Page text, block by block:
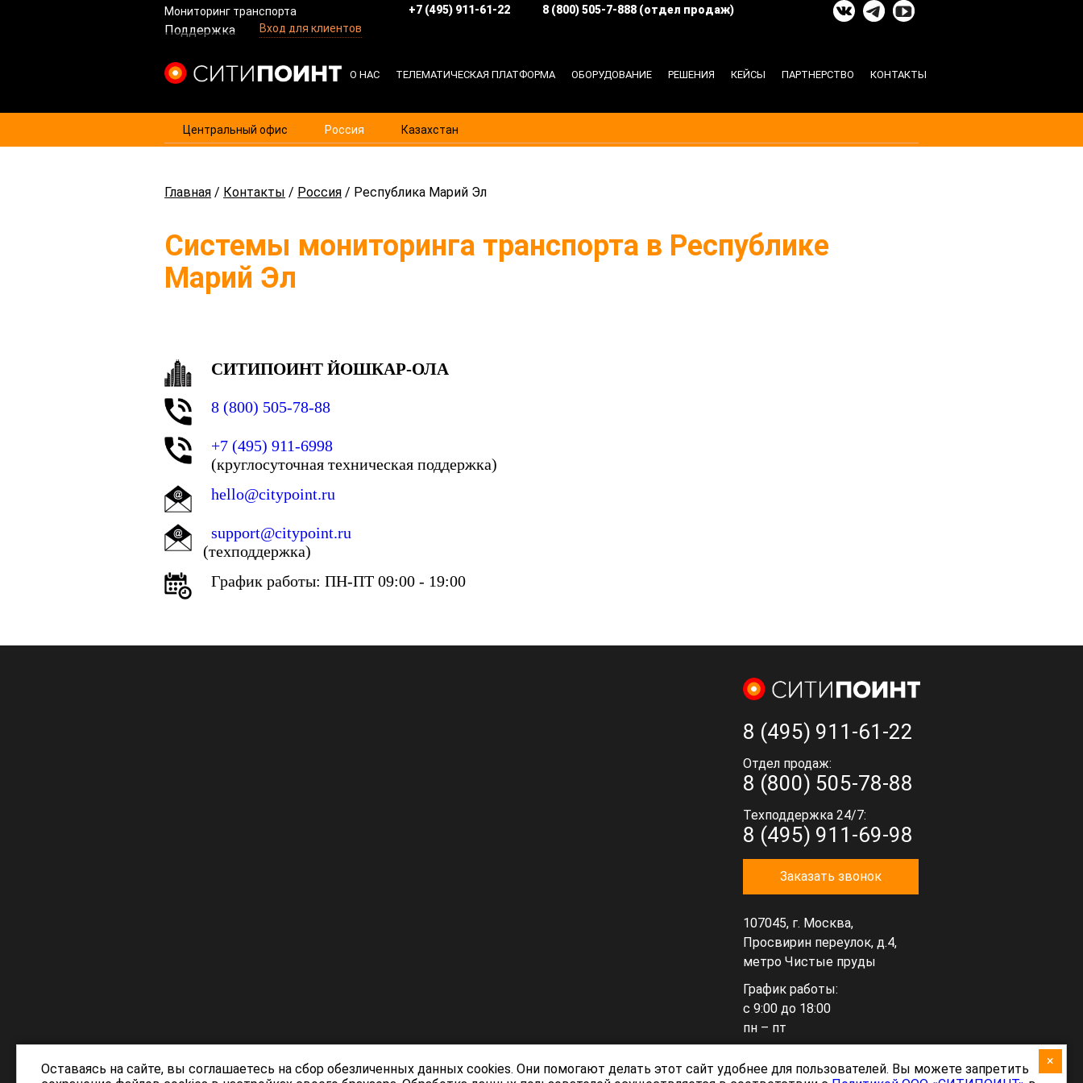
Мониторинг транспорта +7 (495) 911-61-22 8 (800) 505-7-888 (отдел продаж)
Поддержка Вход для клиентов
О НАС ТЕЛЕМАТИЧЕСКАЯ ПЛАТФОРМА ОБОРУДОВАНИЕ РЕШЕНИЯ КЕЙСЫ ПАРТНЕРСТВО КОНТАКТЫ
Центральный офис Россия Казахстан
Главная / Контакты / Россия / Республика Марий Эл
Системы мониторинга транспорта в Республике
Марий Эл
СИТИПОИНТ ЙОШКАР-ОЛА
8 (800) 505-78-88
+7 (495) 911-6998
(круглосуточная техническая поддержка)
hello@citypoint.ru
support@citypoint.ru
(техподдержка)
График работы: ПН-ПТ 09:00 - 19:00
8 (495) 911-61-22
Отдел продаж:
8 (800) 505-78-88
Техподдержка 24/7:
8 (495) 911-69-98
Заказать звонок
107045, г. Москва,
Просвирин переулок, д.4,
метро Чистые пруды
График работы:
с 9:00 до 18:00
пн – пт
hello@citypoint.ru
Оставаясь на сайте, вы соглашаетесь на сбор обезличенных данных cookies. Они помогают делать этот сайт удобнее для пользователей. Вы можете запретить
×